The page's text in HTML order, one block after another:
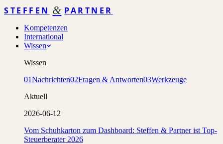
STEFFEN & PARTNER
Kompetenzen
International
Wissen
Wissen
01Nachrichten02Fragen & Antworten03Werkzeuge
Aktuell
2026-06-12
Vom Schuhkarton zum Dashboard: Steffen & Partner ist Top-
Steuerberater 2026